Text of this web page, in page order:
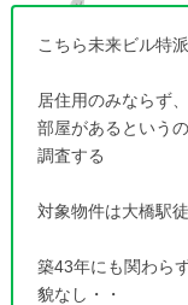
こちら未来ビル特
居住用のみならず
部屋があるという
調査する
対象物件は大橋駅
築43年にも関わら
貌なし・・